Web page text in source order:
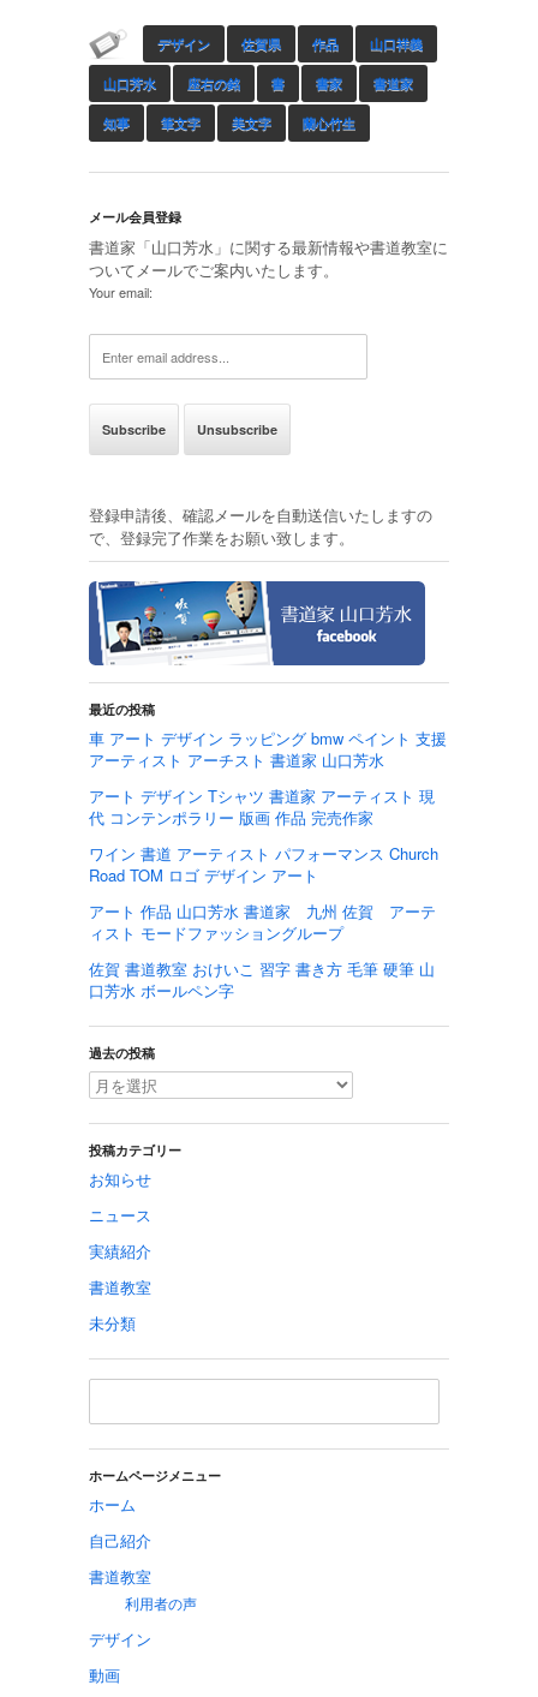
デザイン 佐賀県 作品 山口祥義
山口芳水 座右の銘 書 書家 書道家
知事 筆文字 美文字 蘭心竹生
メール会員登録
書道家「山口芳水」に関する最新情報や書道教室に
ついてメールでご案内いたします。
Your email:
登録申請後、確認メールを自動送信いたしますの
で、登録完了作業をお願い致します。
最近の投稿
車 アート デザイン ラッピング bmw ペイント 支援
アーティスト アーチスト 書道家 山口芳水
アート デザイン Tシャツ 書道家 アーティスト 現
代 コンテンポラリー 版画 作品 完売作家
ワイン 書道 アーティスト パフォーマンス Church
Road TOM ロゴ デザイン アート
アート 作品 山口芳水 書道家 九州 佐賀 アーテ
ィスト モードファッショングループ
佐賀 書道教室 おけいこ 習字 書き方 毛筆 硬筆 山
口芳水 ボールペン字
過去の投稿
投稿カテゴリー
お知らせ
ニュース
実績紹介
書道教室
未分類
ホームページメニュー
ホーム
自己紹介
書道教室
利用者の声
デザイン
動画